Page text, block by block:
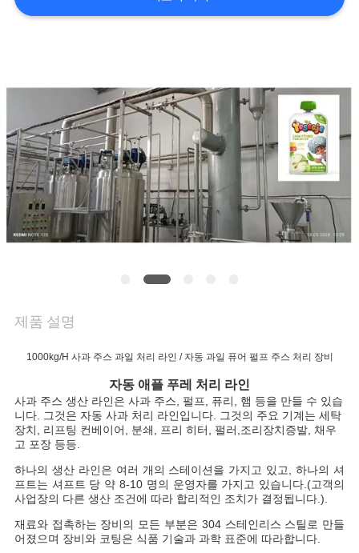
공
투
품
질
관
저
연
락
인
용
제품 설명
1000kg/H 사과 주스 과일 처리 라인 / 자동 과일 퓨어 펄프 주스 처리 장비
자동 애플 푸레 처리 라인
사과 주스 생산 라인은 사과 주스, 펄프, 퓨리, 햄 등을 만들 수 있습
니다. 그것은 자동 사과 처리 라인입니다. 그것의 주요 기계는 세탁
장치, 리프팅 컨베이어, 분쇄, 프리 히터, 펄러,조리장치증발, 채우
고 포장 등등.
하나의 생산 라인은 여러 개의 스테이션을 가지고 있고, 하나의 셔
프트는 셔프트 당 약 8-10 명의 운영자를 가지고 있습니다.(고객의
사업장의 다른 생산 조건에 따라 합리적인 조치가 결정됩니다.).
재료와 접촉하는 장비의 모든 부분은 304 스테인리스 스틸로 만들
어졌으며 장비와 코팅은 식품 기술과 과학 표준에 따라합니다.